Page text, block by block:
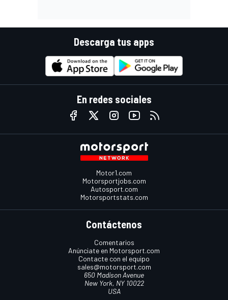
Descarga tus apps
En redes sociales
Motor1.com
Motorsportjobs.com
Autosport.com
Motorsportstats.com
Contáctenos
Comentarios
Anúnciate en Motorsport.com
Contacte con el equipo
sales@motorsport.com
650 Madison Avenue
New York, NY 10022
USA